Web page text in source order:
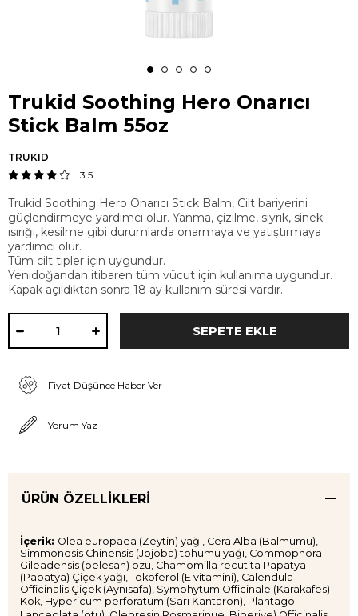
Trukid Soothing Hero Onarıcı
Stick Balm 55oz
TRUKID
3.5
Trukid Soothing Hero Onarıcı Stick Balm, Cilt bariyerini
güçlendirmeye yardımcı olur. Yanma, çizilme, sıyrık, sinek
ısırığı, kesilme gibi durumlarda onarmaya ve yatıştırmaya
yardımcı olur.
Tüm cilt tipler için uygundur.
Yenidoğandan itibaren tüm vücut için kullanıma uygundur.
Kapak açıldıktan sonra 18 ay kullanım süresi vardır.
Fiyat Düşünce Haber Ver
Yorum Yaz
ÜRÜN ÖZELLIKLERI
İçerik: Olea europaea (Zeytin) yağı, Cera Alba (Balmumu),
Simmondsis Chinensis (Jojoba) tohumu yağı, Commophora
Gileadensis (belesan) özü, Chamomilla recutita Papatya
(Papatya) Çiçek yağı, Tokoferol (E vitamini), Calendula
Officinalis Çiçek (Aynısafa), Symphytum Officinale (Karakafes)
Kök, Hypericum perforatum (Sarı Kantaron), Plantago